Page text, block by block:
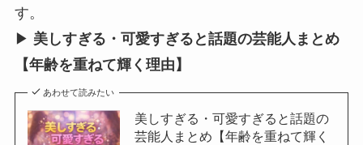
す。
▶︎ 美しすぎる・可愛すぎると話題の芸能人まとめ
【年齢を重ねて輝く理由】
あわせて読みたい
美しすぎる・可愛すぎると話題の
芸能人まとめ【年齢を重ねて輝く